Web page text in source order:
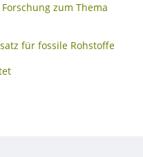
zum Thema
für fossile Rohstoffe